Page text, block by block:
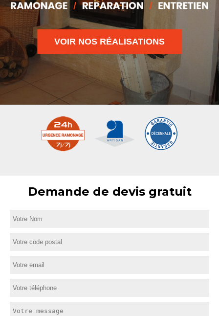
VOIR NOS RÉALISATIONS
Demande de devis gratuit